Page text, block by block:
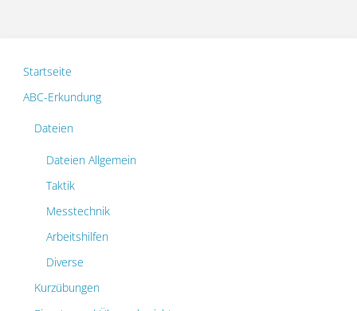
Startseite
ABC-Erkundung
Dateien
Dateien Allgemein
Taktik
Messtechnik
Arbeitshilfen
Diverse
Kurzübungen